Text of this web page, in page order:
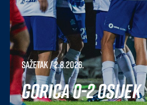
Sažetak/ 2.8.2026.
Gorica 0-2 Osijek